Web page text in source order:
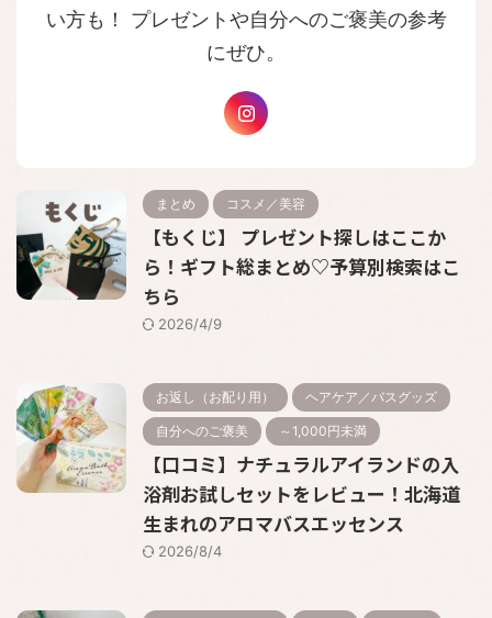
い方も！ プレゼントや自分へのご褒美の参考
にぜひ。
まとめ コスメ／美容
【もくじ】 プレゼント探しはここか
ら！ギフト総まとめ♡予算別検索はこ
ちら
2026/4/9
お返し（お配り用） ヘアケア／バスグッズ
自分へのご褒美 ～1,000円未満
【口コミ】ナチュラルアイランドの入
浴剤お試しセットをレビュー！北海道
生まれのアロマバスエッセンス
2026/8/4